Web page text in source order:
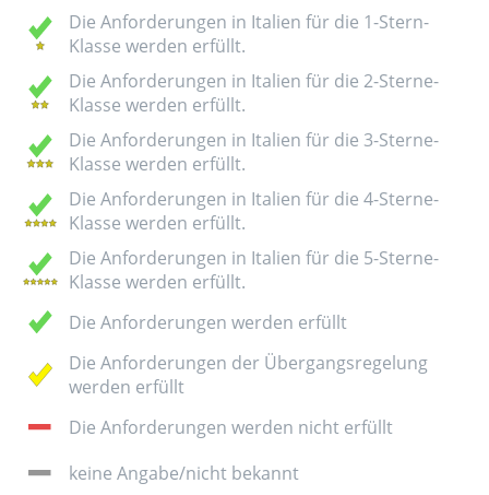
Die Anforderungen in Italien für die 1-Stern-
Klasse werden erfüllt.
Die Anforderungen in Italien für die 2-Sterne-
Klasse werden erfüllt.
Die Anforderungen in Italien für die 3-Sterne-
Klasse werden erfüllt.
Die Anforderungen in Italien für die 4-Sterne-
Klasse werden erfüllt.
Die Anforderungen in Italien für die 5-Sterne-
Klasse werden erfüllt.
Die Anforderungen werden erfüllt
Die Anforderungen der Übergangsregelung
werden erfüllt
Die Anforderungen werden nicht erfüllt
keine Angabe/nicht bekannt